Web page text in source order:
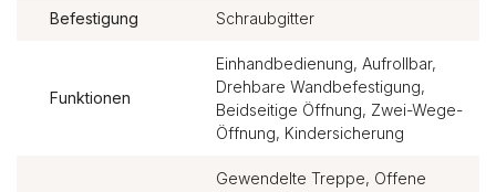
Befestigung Schraubgitter
Funktionen
Einhandbedienung, Aufrollbar,
Drehbare Wandbefestigung,
Beidseitige Öffnung, Zwei-Wege-
Öffnung, Kindersicherung
Gewendelte Treppe, Offene